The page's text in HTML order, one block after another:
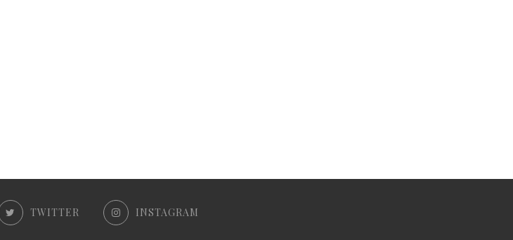
TWITTER INSTAGRAM